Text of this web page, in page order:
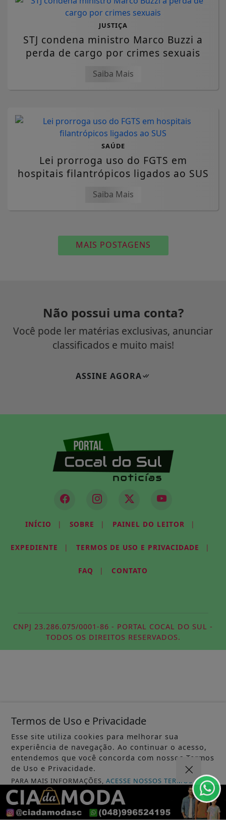
JUSTIÇA
STJ condena ministro Marco Buzzi a
perda de cargo por crimes sexuais
Saiba Mais
SAÚDE
Lei prorroga uso do FGTS em
hospitais filantrópicos ligados ao SUS
Saiba Mais
MAIS POSTAGENS
Não possui uma conta?
Você pode ler matérias exclusivas, anunciar
classificados e muito mais!
ASSINE AGORA
INÍCIO | SOBRE | PAINEL DO LEITOR |
EXPEDIENTE | TERMOS DE USO E PRIVACIDADE |
FAQ | CONTATO
CNPJ 23.286.075/0001-86 - PORTAL COCAL DO SUL -
TODOS OS DIREITOS RESERVADOS.
Termos de Uso e Privacidade
Esse site utiliza cookies para melhorar sua
experiência de navegação. Ao continuar o acesso,
entendemos que você concorda com nossos Termos
de Uso e Privacidade.
PARA MAIS INFORMAÇÕES,ACESSE NOSSOS TERMOS
CLICANDO AQUI
PROSSEGUIR